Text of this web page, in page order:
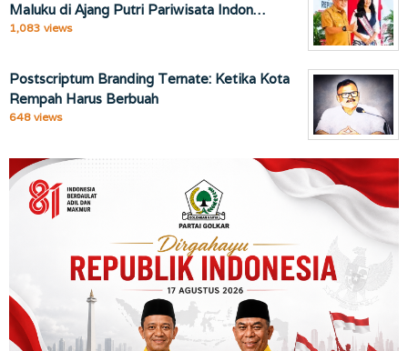
Maluku di Ajang Putri Pariwisata Indon…
1,083 views
Postscriptum Branding Ternate: Ketika Kota
Rempah Harus Berbuah
648 views